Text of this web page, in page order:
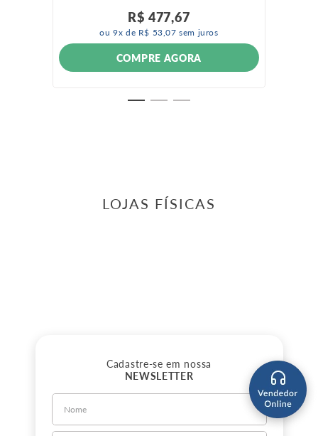
R$ 477,67
ou9x de R$ 53,07 sem juros
COMPRE AGORA
LOJAS FÍSICAS
Cadastre-se em nossa
NEWSLETTER